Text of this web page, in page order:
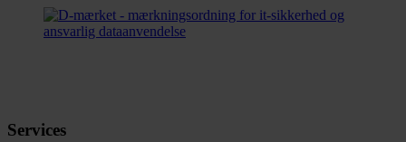
Services